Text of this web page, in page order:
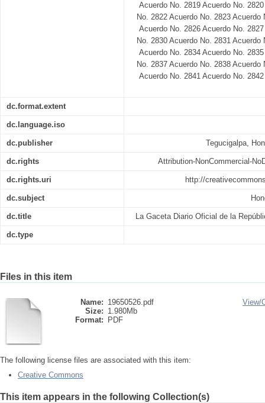
Acuerdo No. 2819 Acuerdo No.
No. 2822 Acuerdo No. 2823
Acuerdo No. 2826 Acuerdo No.
No. 2830 Acuerdo No. 2831
Acuerdo No. 2834 Acuerdo No.
No. 2837 Acuerdo No. 2838
Acuerdo No. 2841 Acuerdo No.
dc.format.extent
dc.language.iso
dc.publisher Tegucigalpa,
dc.rights Attribution-NonCommercial-
dc.rights.uri http://
dc.subject
dc.title La Gaceta Diario Oficial de la
dc.type
Files in this item
Name: 19650526.pdf
Size: 1.980Mb
Format:
PDF
View/
The following license files are associated with this item:
Creative Commons
This item appears in the following Collection(s)